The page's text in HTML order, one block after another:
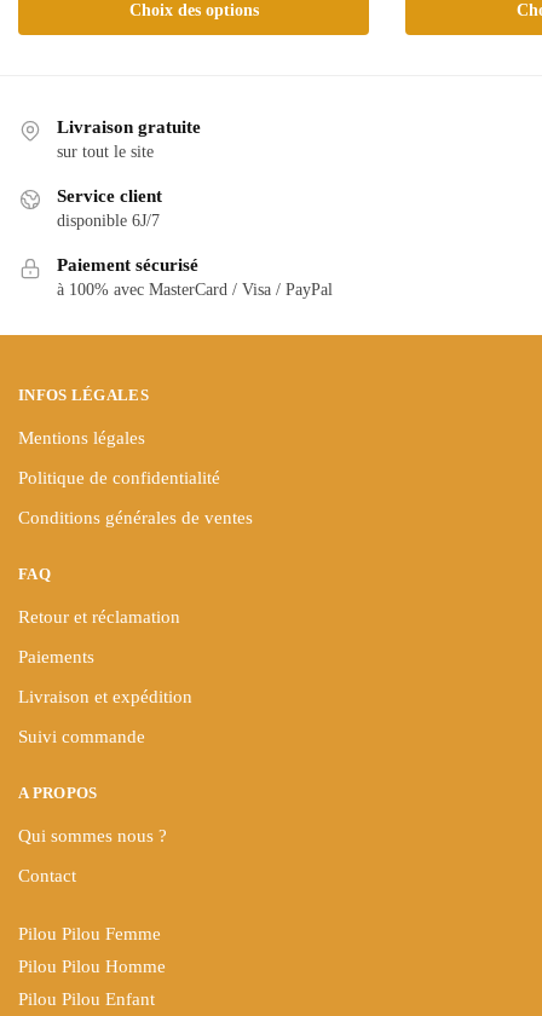
Choix des options
Les
options
peuvent
sur
page
produit
page
Livraison gratuite
sur tout le site
Service client
disponible 6J/7
Paiement sécurisé
à 100% avec MasterCard / Visa / PayPal
INFOS LÉGALES
Mentions légales
Politique de confidentialité
Conditions générales de ventes
FAQ
Retour et réclamation
Paiements
Livraison et expédition
Suivi commande
A PROPOS
Qui sommes nous ?
Contact
Pilou Pilou Femme
Pilou Pilou Homme
Pilou Pilou Enfant